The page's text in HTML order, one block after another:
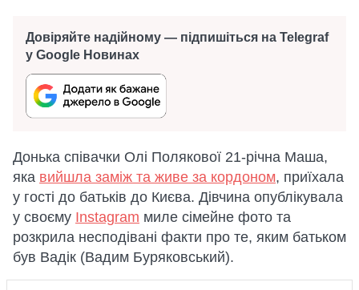
Довіряйте надійному — підпишіться на Telegraf
у Google Новинах
Донька співачки Олі Полякової 21-річна Маша,
яка вийшла заміж та живе за кордоном, приїхала
у гості до батьків до Києва. Дівчина опублікувала
у своєму Instagram миле сімейне фото та
розкрила несподівані факти про те, яким батьком
був Вадік (Вадим Буряковський).